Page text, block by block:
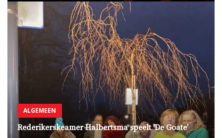
ALGEMEEN
Rederikerskeamer Halbertsma speelt 'De Goate'